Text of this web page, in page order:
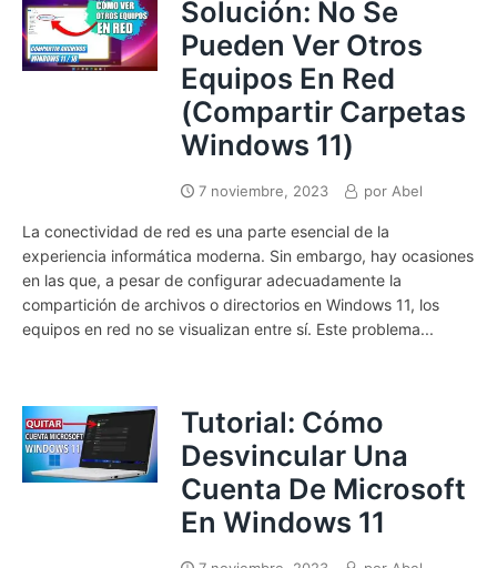
Solución: No Se
Pueden Ver Otros
Equipos En Red
(Compartir Carpetas
Windows 11)
7 noviembre, 2023 por Abel
La conectividad de red es una parte esencial de la
experiencia informática moderna. Sin embargo, hay ocasiones
en las que, a pesar de configurar adecuadamente la
compartición de archivos o directorios en Windows 11, los
equipos en red no se visualizan entre sí. Este problema...
Tutorial: Cómo
Desvincular Una
Cuenta De Microsoft
En Windows 11